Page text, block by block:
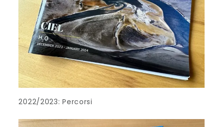
2022/2023: Percorsi